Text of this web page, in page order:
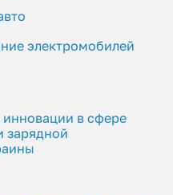
электромобилей
в сфере
зарядной